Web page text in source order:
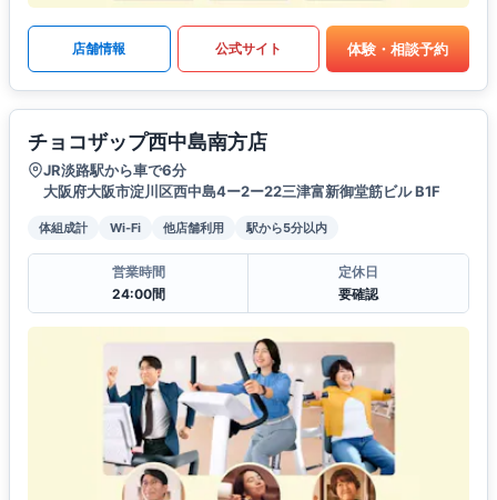
店舗情報 公式サイト 体験・相談予約
チョコザップ西中島南方店
JR淡路駅から車で6分
大阪府大阪市淀川区西中島4ー2ー22三津富新御堂筋ビル B1F
体組成計 Wi-Fi 他店舗利用 駅から5分以内
営業時間
24:00間
定休日
要確認